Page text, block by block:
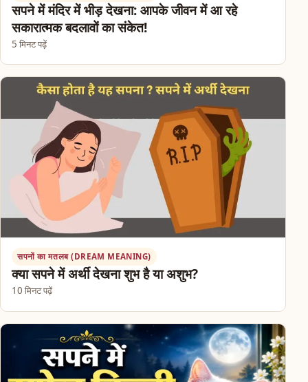
सपने में मंदिर में भीड़ देखना: आपके जीवन में आ रहे
सकारात्मक बदलावों का संकेत!
5 मिनट पढ़ें
सपनों का मतलब (DREAM MEANING)
क्या सपने में अर्थी देखना शुभ है या अशुभ?
10 मिनट पढ़ें